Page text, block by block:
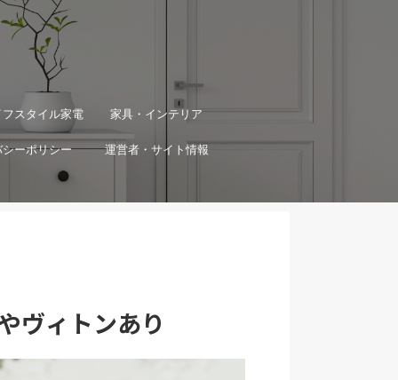
スタイル家電 家具・インテリア
ーポリシー 運営者・サイト情報
ヴィトンあり